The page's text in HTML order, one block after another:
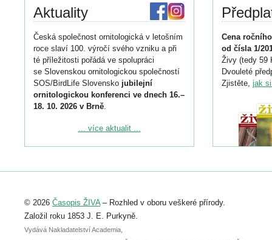
Aktuality
Česká společnost ornitologická v letošním
roce slaví 100. výročí svého vzniku a při
té příležitosti pořádá ve spolupráci
se Slovenskou ornitologickou společností
SOS/BirdLife Slovensko jubilejní
ornitologickou konferenci ve dnech 16.–
18. 10. 2026 v Brně.
Podrobnější informace ke konferenci
Registrovat se můžete do 6. září.
abstraktu přihlášené přednášky nebo
posteru je už 30. června.
... více aktualit ...
Cena
od čísla 1/
Živy (tedy 59
Dvouleté
Zjistěte, jak
© 2026 Časopis ŽIVA– Rozhled v oboru veškeré přírody.
Založil roku 1853 J. E. Purkyně.
Vydává Nakladatelství Academia,